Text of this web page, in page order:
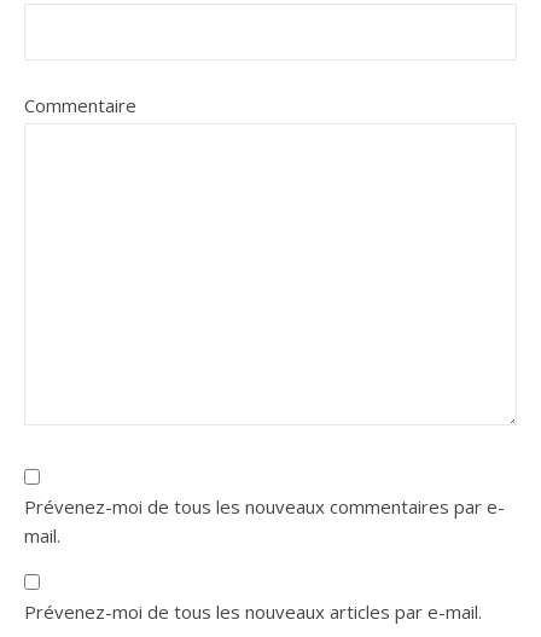
Commentaire
Prévenez-moi de tous les nouveaux commentaires par e-
mail.
Prévenez-moi de tous les nouveaux articles par e-mail.